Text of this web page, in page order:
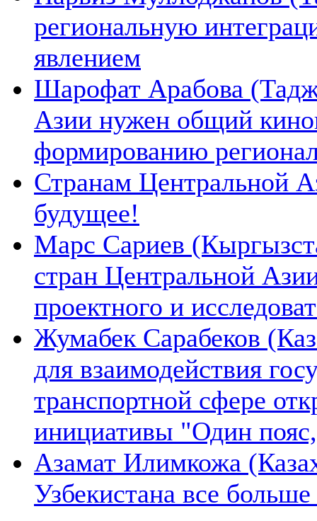
региональную
явлением
Шарофат Арабова
Азии нужен общий
формированию
Странам Центральной
будущее!
Марс Сариев
стран Центральной
проектного и
Жумабек Сарабеков
для взаимодействия
транспортной сфере
инициативы "Один
Азамат Илимкожа
Узбекистана все